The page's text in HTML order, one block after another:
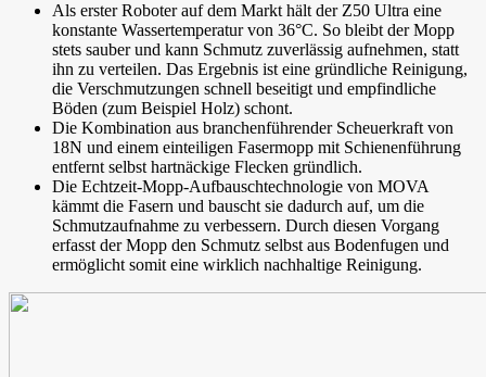
Als erster Roboter auf dem Markt hält der Z50 Ultra eine
konstante Wassertemperatur von 36°C. So bleibt der Mopp
stets sauber und kann Schmutz zuverlässig aufnehmen, statt
ihn zu verteilen. Das Ergebnis ist eine gründliche Reinigung,
die Verschmutzungen schnell beseitigt und empfindliche
Böden (zum Beispiel Holz) schont.
Die Kombination aus branchenführender Scheuerkraft von
18N und einem einteiligen Fasermopp mit Schienenführung
entfernt selbst hartnäckige Flecken gründlich.
Die Echtzeit-Mopp-Aufbauschtechnologie von MOVA
kämmt die Fasern und bauscht sie dadurch auf, um die
Schmutzaufnahme zu verbessern. Durch diesen Vorgang
erfasst der Mopp den Schmutz selbst aus Bodenfugen und
ermöglicht somit eine wirklich nachhaltige Reinigung.